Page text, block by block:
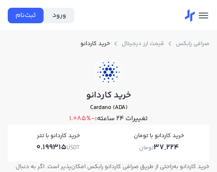
ورود ثبت‌نام
صرافی رابکس قیمت ارز دیجیتال خرید کاردانو
خرید کاردانو
Cardano (ADA)
تغییرات ۲۴ ساعته: -1.085%
خرید کاردانو با تومان
37,224تومان
خرید کاردانو با تتر
0.199315USDT
خرید کاردانو به‌راحتی از طریق صرافی کاردانو رابکس امکان‌پذیر است. اگر به دنبال